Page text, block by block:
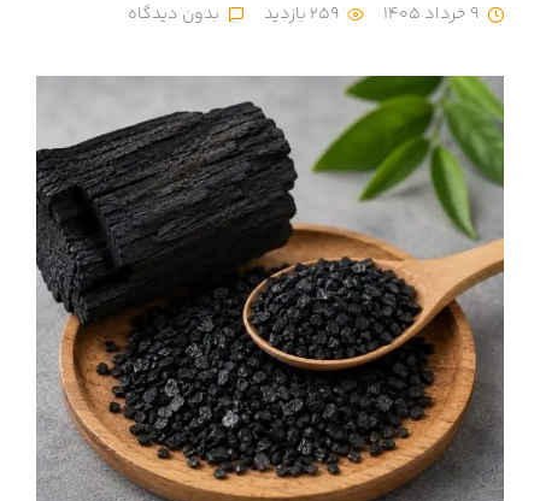
بدون دیدگاه